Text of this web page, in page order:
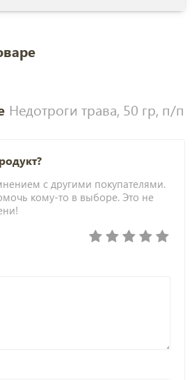
Недотроги трава, 50 гр, п/п
с другими покупателями.
кому-то в выборе. Это не